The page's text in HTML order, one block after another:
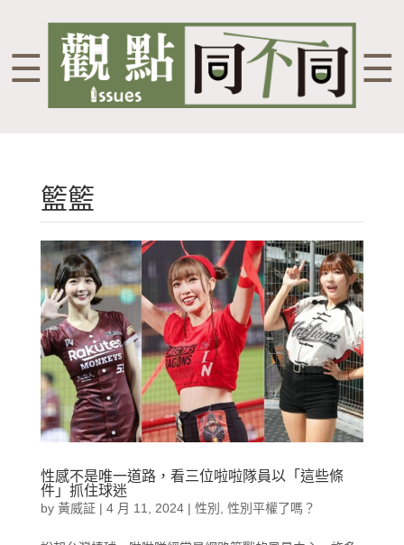
☰ ☰
籃籃
性感不是唯一道路，看三位啦啦隊員以「這些條
件」抓住球迷
by 黃威証| 4 月 11, 2024| 性別 性別平權了嗎？